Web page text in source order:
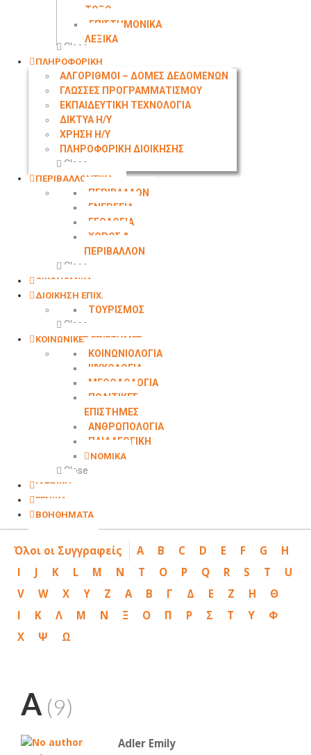
ΤΟΞΟ
ΕΠΙΣΤΗΜΟΝΙΚΑ
ΛΕΞΙΚΑ
Close
ΠΛΗΡΟΦΟΡΙΚΗ
ΑΛΓΟΡΙΘΜΟΙ – ΔΟΜΕΣ ΔΕΔΟΜΕΝΩΝ
ΓΛΩΣΣΕΣ ΠΡΟΓΡΑΜΜΑΤΙΣΜΟΥ
ΕΚΠΑΙΔΕΥΤΙΚΗ ΤΕΧΝΟΛΟΓΙΑ
ΔΙΚΤΥΑ Η/Υ
ΧΡΗΣΗ Η/Υ
ΠΛΗΡΟΦΟΡΙΚΗ ΔΙΟΙΚΗΣΗΣ
Close
ΠΕΡΙΒΑΛΛΟΝΤΙΚΑ
ΠΕΡΙΒΑΛΛΟΝ
ΕΝΕΡΓΕΙΑ
ΓΕΩΛOΓΙΑ
ΧΩΡΟΣ &
ΠΕΡΙΒΑΛΛΟΝ
Close
ΟΙΚΟΝΟΜΙΚΑ
ΔΙΟΙΚΗΣΗ ΕΠΙΧ.
ΤΟΥΡΙΣΜΟΣ
Close
ΚΟΙΝΩΝΙΚΕΣ ΕΠΙΣΤΗΜΕΣ
ΚΟΙΝΩΝΙΟΛΟΓΙΑ
ΨΥΧΟΛΟΓΙΑ
ΜΕΘΟΔΟΛΟΓΙΑ
ΠΟΛΙΤΙΚΕΣ
ΕΠΙΣΤΗΜΕΣ
ΑΝΘΡΩΠΟΛΟΓΙΑ
ΠΑΙΔΑΓΩΓΙΚΗ
ΝΟΜΙΚΑ
Close
ΙΑΤΡΙΚΗ
ΓΕΝΙΚΑ
ΒΟΗΘΗΜΑΤΑ
Όλοι οι Συγγραφείς A B C D E F G
H
I
J K L M N T O P Q R S T
U
V
W X Y Z Α Β Γ Δ Ε Ζ Η
Θ
Ι
Κ Λ Μ Ν Ξ Ο Π Ρ Σ Τ Υ
Φ
Χ
Ψ Ω
A (9)
Adler Emily